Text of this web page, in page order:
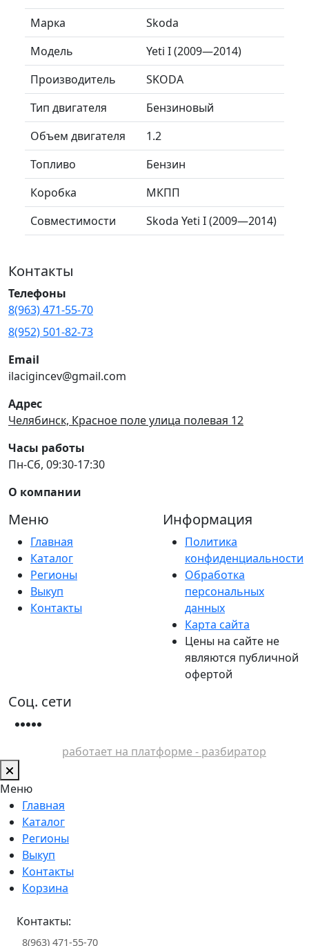
Марка
Skoda
Модель
Yeti I (2009—2014)
Производитель
SKODA
Тип двигателя
Бензиновый
Объем двигателя
1.2
Топливо
Бензин
Коробка
МКПП
Совместимости
Skoda Yeti I (2009—2014)
Контакты
Телефоны
8(963) 471-55-70
8(952) 501-82-73
Email
ilacigincev@gmail.com
Адрес
Челябинск, Красное поле улица полевая 12
Часы работы
Пн-Сб, 09:30-17:30
О компании
Меню
Главная
Каталог
Регионы
Выкуп
Контакты
Информация
Политика
конфиденциальности
Обработка
персональных
данных
Карта сайта
Цены на сайте не
являются публичной
офертой
Соц. сети
работает на платформе - разбиратор
Меню
Главная
Каталог
Регионы
Выкуп
Контакты
Корзина
Контакты:
8(963) 471-55-70